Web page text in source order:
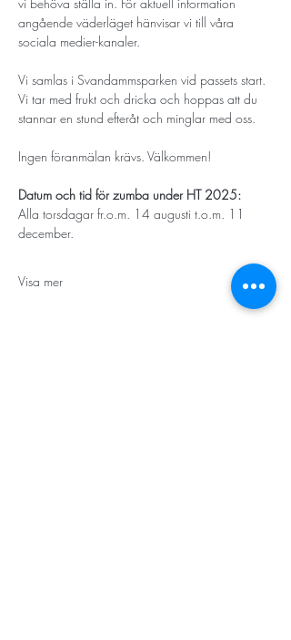
angående väderläget hänvisar vi till våra
sociala medier-kanaler.
Vi samlas i Svandammsparken vid passets start.
Vi tar med frukt och dricka och hoppas att du
stannar en stund efteråt och minglar med oss.
Ingen föranmälan krävs. Välkommen!
Datum och tid för zumba under HT 2025:
Alla torsdagar fr.o.m. 14 augusti t.o.m. 11
december.
Visa mer